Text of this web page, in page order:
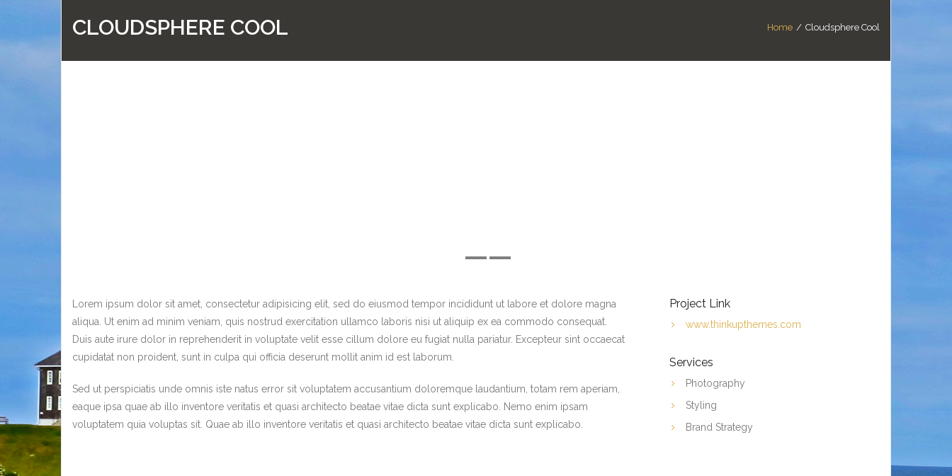
CLOUDSPHERE COOL Home / Cloudsphere Cool
Lorem ipsum dolor sit amet, consectetur adipisicing elit, sed do eiusmod tempor incididunt ut labore et dolore magna
aliqua. Ut enim ad minim veniam, quis nostrud exercitation ullamco laboris nisi ut aliquip ex ea commodo consequat.
Duis aute irure dolor in reprehenderit in voluptate velit esse cillum dolore eu fugiat nulla pariatur. Excepteur sint occaecat
cupidatat non proident, sunt in culpa qui officia deserunt mollit anim id est laborum.
Sed ut perspiciatis unde omnis iste natus error sit voluptatem accusantium doloremque laudantium, totam rem aperiam,
eaque ipsa quae ab illo inventore veritatis et quasi architecto beatae vitae dicta sunt explicabo. Nemo enim ipsam
voluptatem quia voluptas sit. Quae ab illo inventore veritatis et quasi architecto beatae vitae dicta sunt explicabo.
Project Link
www.thinkupthemes.com
Services
Photography
Styling
Brand Strategy